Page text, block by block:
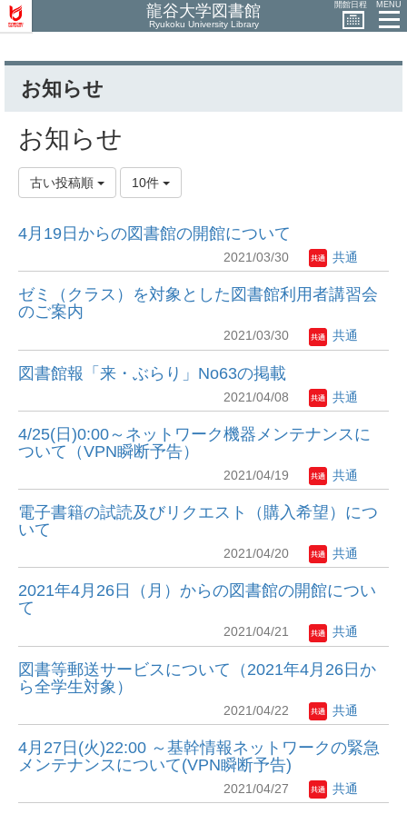
龍谷大学図書館
Ryukoku University Library
開館日程 MENU
お知らせ
お知らせ
古い投稿順 10件
4月19日からの図書館の開館について
2021/03/30 共通
ゼミ（クラス）を対象とした図書館利用者講習会
のご案内
2021/03/30 共通
図書館報「来・ぶらり」No63の掲載
2021/04/08 共通
4/25(日)0:00～ネットワーク機器メンテナンスに
ついて（VPN瞬断予告）
2021/04/19 共通
電子書籍の試読及びリクエスト（購入希望）につ
いて
2021/04/20 共通
2021年4月26日（月）からの図書館の開館につい
て
2021/04/21 共通
図書等郵送サービスについて（2021年4月26日か
ら全学生対象）
2021/04/22 共通
4月27日(火)22:00 ～基幹情報ネットワークの緊急
メンテナンスについて(VPN瞬断予告)
2021/04/27 共通